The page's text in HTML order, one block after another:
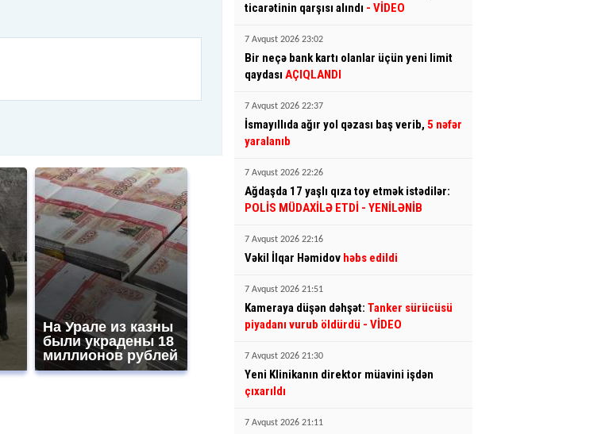
На Урале из казны
были украдены 18
миллионов рублей
ticarətinin qarşısı alındı - VİDEO
7 Avqust 2026 23:02
Bir neçə bank kartı olanlar üçün yeni limit
qaydası AÇIQLANDI
7 Avqust 2026 22:37
İsmayıllıda ağır yol qəzası baş verib, 5 nəfər
yaralanıb
7 Avqust 2026 22:26
Ağdaşda 17 yaşlı qıza toy etmək istədilər:
POLİS MÜDAXİLƏ ETDİ - YENİLƏNİB
7 Avqust 2026 22:16
Vəkil İlqar Həmidov həbs edildi
7 Avqust 2026 21:51
Kameraya düşən dəhşət: Tanker sürücüsü
piyadanı vurub öldürdü - VİDEO
7 Avqust 2026 21:30
Yeni Klinikanın direktor müavini işdən
çıxarıldı
7 Avqust 2026 21:11